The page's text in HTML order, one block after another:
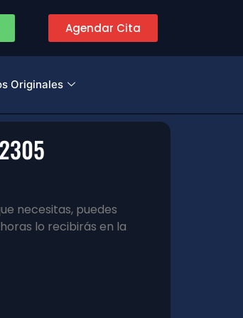
Agendar Cita
Originales
necesitas, puedes
lo recibirás en la